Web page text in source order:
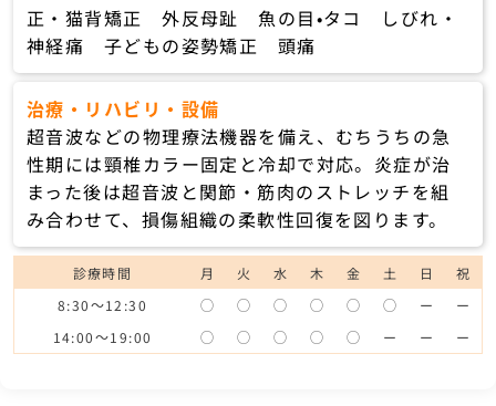
診療時間 月 火 水 木 金 土 日
祝
8:30～12:30
◯ ◯ ◯ ◯ ◯ ◯ ー
ー
14:00～19:00
◯ ◯ ◯ ◯ ◯ ー ー ー
治療・リハビリ・設備
超音波などの物理療法機器を備え、むちうちの急
性期には頸椎カラー固定と冷却で対応。炎症が治
まった後は超音波と関節・筋肉のストレッチを組
み合わせて、損傷組織の柔軟性回復を図ります。
正・猫背矯正 外反母趾 魚の目•タコ しびれ・
神経痛 子どもの姿勢矯正 頭痛